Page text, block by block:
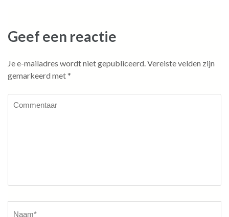
Geef een reactie
Je e-mailadres wordt niet gepubliceerd.Vereiste velden zijn
gemarkeerd met*